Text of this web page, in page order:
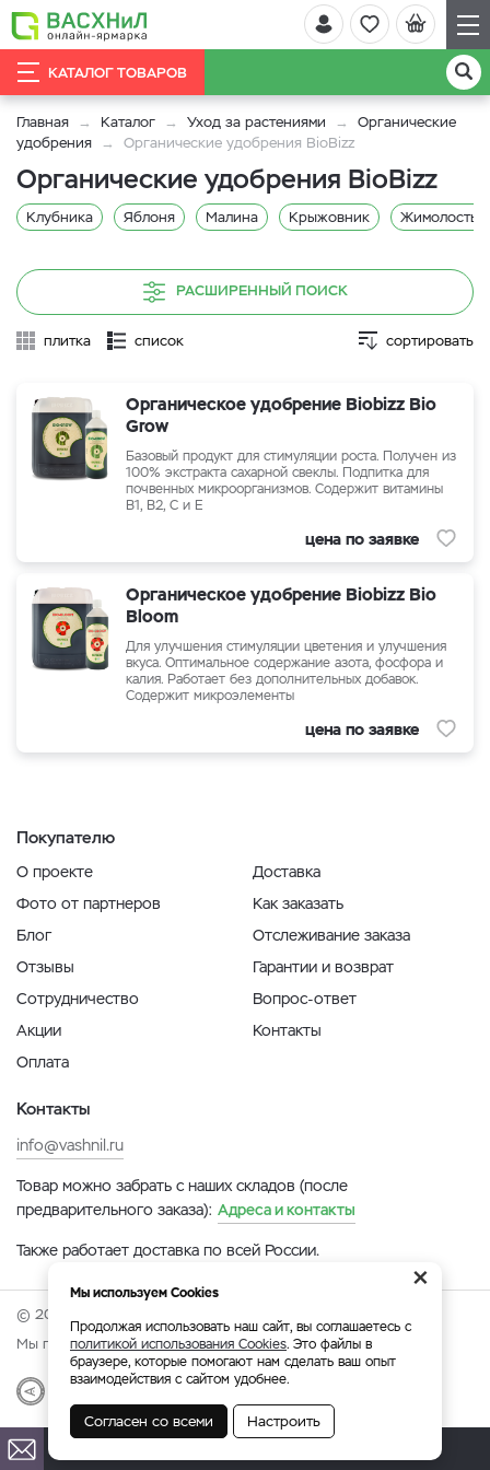
КАТАЛОГ ТОВАРОВ
Главная Каталог Уход за растениями
Органические
удобрения
Органические удобрения BioBizz
Органические удобрения BioBizz
Клубника Яблоня Малина Крыжовник Жимолость
РАСШИРЕННЫЙ ПОИСК
плитка список сортировать
Органическое удобрение Biobizz Bio
Grow
Базовый продукт для стимуляции роста. Получен из
100% экстракта сахарной свеклы. Подпитка для
почвенных микроорганизмов. Содержит витамины
В1, В2, С и Е
цена по заявке
Органическое удобрение Biobizz Bio
Bloom
Для улучшения стимуляции цветения и улучшения
вкуса. Оптимальное содержание азота, фосфора и
калия. Работает без дополнительных добавок.
Содержит микроэлементы
цена по заявке
Покупателю
О проекте
Фото от партнеров
Блог
Отзывы
Сотрудничество
Акции
Оплата
Доставка
Как заказать
Отслеживание заказа
Гарантии и возврат
Вопрос-ответ
Контакты
Контакты
info@vashnil.ru
Товар можно забрать с наших складов (после
предварительного заказа): Адреса и контакты
Также работает доставка по всей России.
© 2026 Онлайн-ярмарка ВАСХНиЛ.
Мы принимаем:
Разработка Веб-аналитика
×
Мы используем Cookies
Продолжая использовать наш сайт, вы соглашаетесь с
политикой использования Cookies. Это файлы в
браузере, которые помогают нам сделать ваш опыт
взаимодействия с сайтом удобнее.
Согласен со всеми Настроить